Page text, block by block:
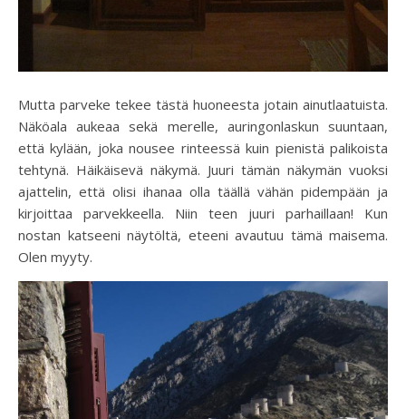
Mutta parveke tekee tästä huoneesta jotain ainutlaatuista.
Näköala aukeaa sekä merelle, auringonlaskun suuntaan,
että kylään, joka nousee rinteessä kuin pienistä palikoista
tehtynä. Häikäisevä näkymä. Juuri tämän näkymän vuoksi
ajattelin, että olisi ihanaa olla täällä vähän pidempään ja
kirjoittaa parvekkeella. Niin teen juuri parhaillaan! Kun
nostan katseeni näytöltä, eteeni avautuu tämä maisema.
Olen myyty.